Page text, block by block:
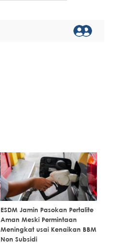
ESDM Jamin Pasokan Pertalite
Aman Meski Permintaan
Meningkat usai Kenaikan BBM
Non Subsidi